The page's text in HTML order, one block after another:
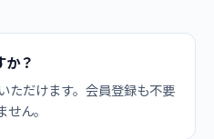
か？
ただけます。会員登録も不要
ん。